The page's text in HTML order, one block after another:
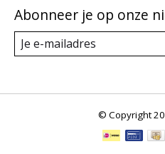
Abonneer je op onze
© Copyright